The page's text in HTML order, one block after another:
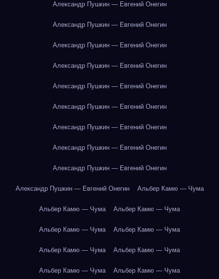
Александр Пушкин — Евгений Онегин
Александр Пушкин — Евгений Онегин
Александр Пушкин — Евгений Онегин
Александр Пушкин — Евгений Онегин
Александр Пушкин — Евгений Онегин
Александр Пушкин — Евгений Онегин
Александр Пушкин — Евгений Онегин
Александр Пушкин — Евгений Онегин
Александр Пушкин — Евгений Онегин
Александр Пушкин — Евгений Онегин Альбер Камю — Чума
Альбер Камю — Чума Альбер Камю — Чума
Альбер Камю — Чума Альбер Камю — Чума
Альбер Камю — Чума Альбер Камю — Чума
Альбер Камю — Чума Альбер Камю — Чума